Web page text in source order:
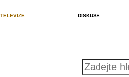
TELEVIZE DISKUSE